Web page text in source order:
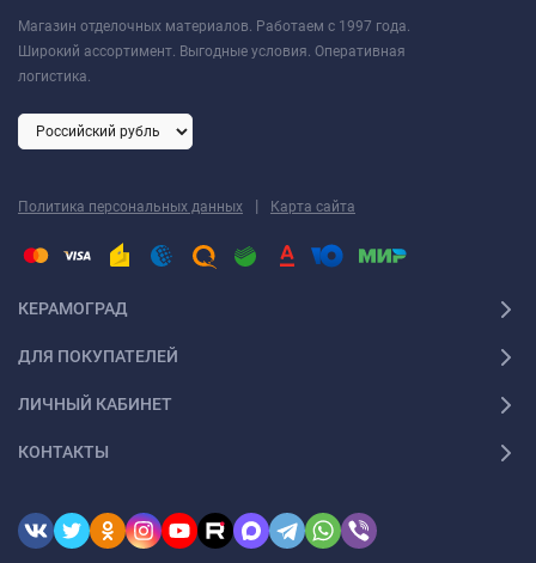
Магазин отделочных материалов. Работаем с 1997 года.
Широкий ассортимент. Выгодные условия. Оперативная
логистика.
Политика персональных данных | Карта сайта
КЕРАМОГРАД
ДЛЯ ПОКУПАТЕЛЕЙ
ЛИЧНЫЙ КАБИНЕТ
КОНТАКТЫ